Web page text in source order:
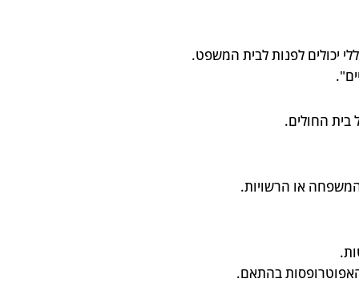
יכולים לפנות לבית המשפט.
בית החולים.
המשפחה או הרשויות.
בהתאם.